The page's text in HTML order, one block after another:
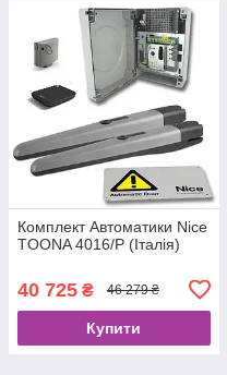
Комплект Автоматики Nice
TOONA 4016/P (Італія)
40 725 ₴ 46 279 ₴
Купити